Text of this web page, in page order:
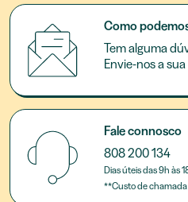
Como
Tem alguma
Envie-nos a
Fale connosco
808 200 134
Dias úteis das 9h às
**Custo de chamada